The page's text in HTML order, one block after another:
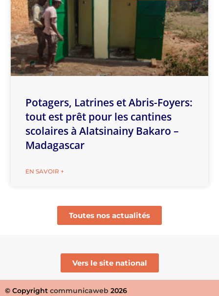
Potagers, Latrines et Abris-Foyers:
tout est prêt pour les cantines
scolaires à Alatsinainy Bakaro –
Madagascar
EN SAVOIR +
Toutes nos actualités
Vers le site national
© Copyright communicaweb 2026